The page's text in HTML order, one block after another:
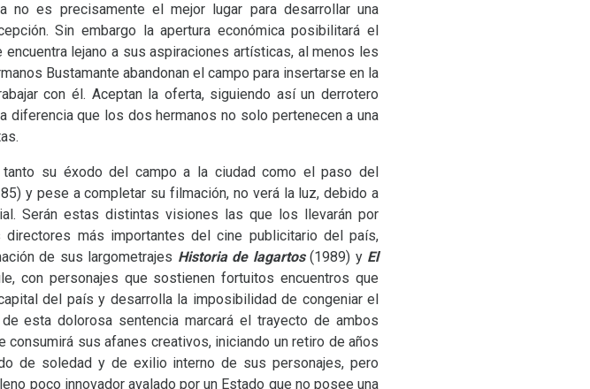
no es precisamente el mejor lugar para desarrollar una
Sin embargo la apertura económica posibilitará el
lejano a sus aspiraciones artísticas, al menos les
Bustamante abandonan el campo para insertarse en la
con él. Aceptan la oferta, siguiendo así un derrotero
diferencia que los dos hermanos no solo pertenecen a una
su éxodo del campo a la ciudad como el paso del
y pese a completar su filmación, no verá la luz, debido a
Serán estas distintas visiones las que los llevarán por
más importantes del cine publicitario del país,
de sus largometrajes Historia de lagartos(1989) y El
con personajes que sostienen fortuitos encuentros que
del país y desarrolla la imposibilidad de congeniar el
esta dolorosa sentencia marcará el trayecto de ambos
sus afanes creativos, iniciando un retiro de años
de soledad y de exilio interno de sus personajes, pero
poco innovador avalado por un Estado que no posee una